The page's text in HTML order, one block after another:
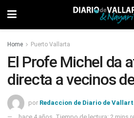
Home Puerto Vallarta
El Profe Michel da
directa a vecinos
por Redaccion de Diario de